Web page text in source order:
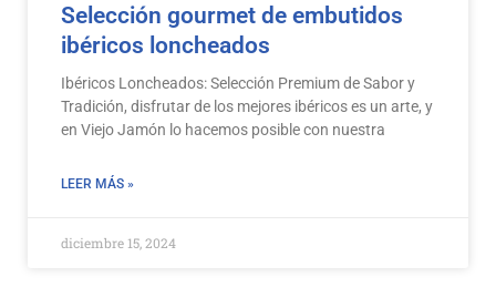
Selección gourmet de embutidos
ibéricos loncheados
Ibéricos Loncheados: Selección Premium de Sabor y
Tradición, disfrutar de los mejores ibéricos es un arte, y
en Viejo Jamón lo hacemos posible con nuestra
LEER MÁS »
diciembre 15, 2024